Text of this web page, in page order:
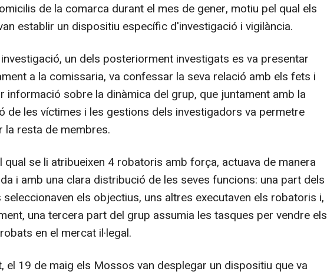
de la comarca durant el mes de gener, motiu pel qual els
establir un dispositiu específic d'investigació i vigilància.
un dels posteriorment investigats es va presentar
a la comissaria, va confessar la seva relació amb els fets i
informació sobre la dinàmica del grup, que juntament amb la
de les víctimes i les gestions dels investigadors va permetre
la resta de membres.
qual se li atribueixen 4 robatoris amb força, actuava de manera
i amb una clara distribució de les seves funcions: una part dels
els objectius, uns altres executaven els robatoris i,
una tercera part del grup assumia les tasques per vendre els
en el mercat il·legal.
el 19 de maig els Mossos van desplegar un dispositiu que va